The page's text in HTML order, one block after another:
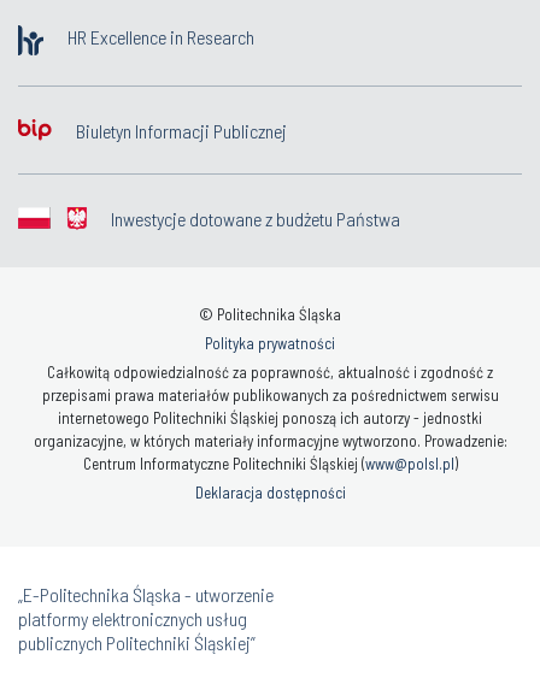
HR Excellence in Research
Biuletyn Informacji Publicznej
Inwestycje dotowane z budżetu Państwa
© Politechnika Śląska
Polityka prywatności
Całkowitą odpowiedzialność za poprawność, aktualność i zgodność z
przepisami prawa materiałów publikowanych za pośrednictwem serwisu
internetowego Politechniki Śląskiej ponoszą ich autorzy - jednostki
organizacyjne, w których materiały informacyjne wytworzono. Prowadzenie:
Centrum Informatyczne Politechniki Śląskiej (www@polsl.pl)
Deklaracja dostępności
„E-Politechnika Śląska - utworzenie
platformy elektronicznych usług
publicznych Politechniki Śląskiej”